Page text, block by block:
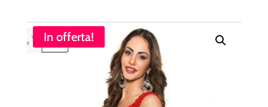
In offerta!